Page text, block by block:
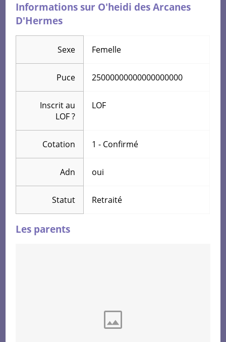
Informations sur O'heidi des Arcanes
D'Hermes
Sexe Femelle
Puce 25000000000000000000
Inscrit au
LOF?
LOF
Cotation 1 - Confirmé
Adn oui
Statut Retraité
Les parents